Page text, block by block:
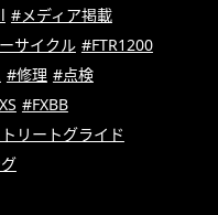
#メディア掲載
サイクル #FTR1200
#修理 #点検
#FXBB
リートグライド